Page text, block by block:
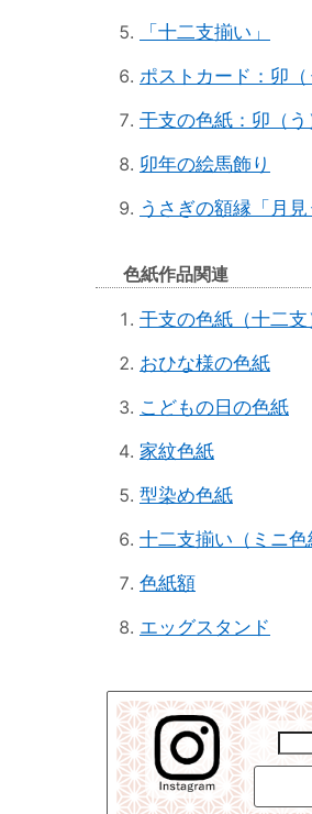
「十二支揃い」
ポストカード：卯（
干支の色紙：卯（う
卯年の絵馬飾り
うさぎの額縁「月見
色紙作品関連
干支の色紙（十二支
おひな様の色紙
こどもの日の色紙
家紋色紙
型染め色紙
十二支揃い（ミニ色
色紙額
エッグスタンド